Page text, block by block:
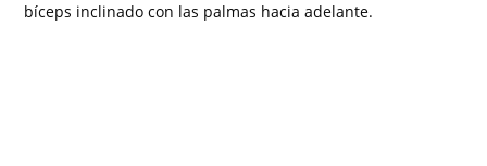
bíceps inclinado con las palmas hacia adelante.